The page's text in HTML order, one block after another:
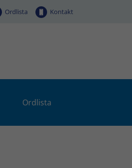
Ordlista Kontakt
Ordlista